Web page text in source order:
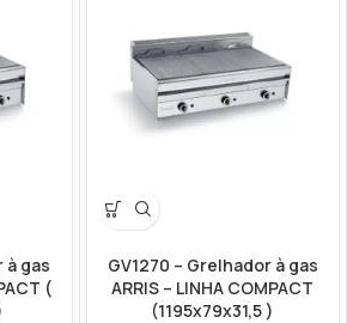
à gas
(
GV1270 – Grelhador à gas
ARRIS – LINHA COMPACT
(1195x79x31,5 )